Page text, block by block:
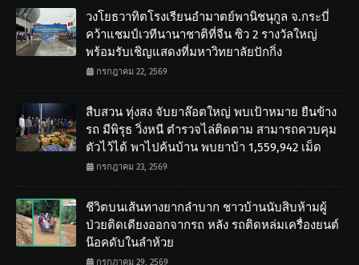
วงโยธวาทิตโรงเรียนอำมาตย์พานิชนุกูล จ.กระบี่
คว้าแชมป์เวทีนานาชาติที่จีน ซิว 2 รางวัลใหญ่
พร้อมรับเชิญแสดงที่มหาวิทยาลัยปักกิ่ง
กรกฎาคม 22, 2569
สืบสวน ทุ่งสง จับยาล๊อตใหญ่ พบเป้าหมาย ยืนข้าง
รถ มีพิรุธ วิ่งหนี ตำรวจไล่ติดตาม สามารถควบคุม
ตัวไว้ได้ พาไปค้นบ้าน พบยาบ้า 1,559,942 เม็ด
กรกฎาคม 23, 2569
ชีวิตบนเส้นทางยากลำบาก ชาวบ้านนับสิบห้ามผู้
ป่วยติดเตียงออกจากรถ หลัง รถติดหล่มเครื่องยนต์
น๊อคดับในลำห้วย
กรกฎาคม 29, 2569